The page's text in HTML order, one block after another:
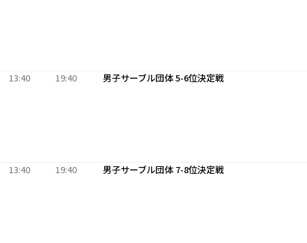
13:40 19:40 男子サーブル団体 5-6位決定戦
13:40 19:40 男子サーブル団体 7-8位決定戦